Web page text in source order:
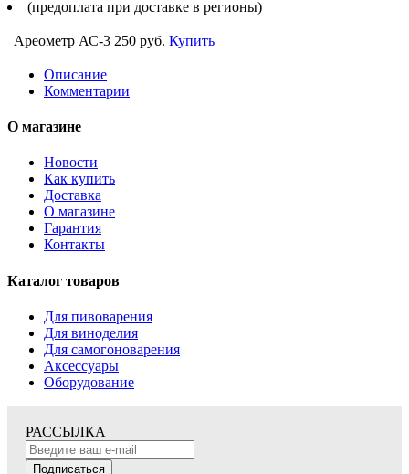
(предоплата при доставке в регионы)
Ареометр АС-3 250 руб. Купить
Описание
Комментарии
О магазине
Новости
Как купить
Доставка
О магазине
Гарантия
Контакты
Каталог товаров
Для пивоварения
Для виноделия
Для самогоноварения
Аксессуары
Оборудование
РАССЫЛКА
Подписаться